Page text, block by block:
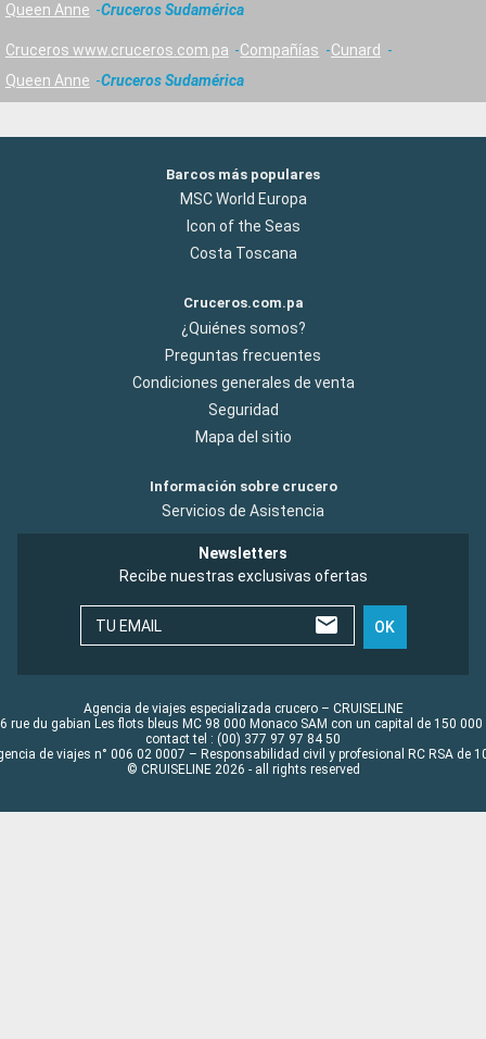
Queen Anne
Cruceros Sudamérica
Cruceros www.cruceros.com.pa Compañías
Cunard
Queen Anne
Cruceros Sudamérica
Barcos más populares
MSC World Europa
Icon of the Seas
Costa Toscana
Cruceros.com.pa
¿Quiénes somos?
Preguntas frecuentes
Condiciones generales de venta
Seguridad
Mapa del sitio
Información sobre crucero
Servicios de Asistencia
Newsletters
Recibe nuestras exclusivas ofertas
TU EMAIL OK
Agencia de viajes especializada crucero – CRUISELINE
rue du gabian Les flots bleus MC 98 000 Monaco SAM con un capital de 150 000
contact tel : (00) 377 97 97 84 50
de viajes n° 006 02 0007 – Responsabilidad civil y profesional RC RSA de
© CRUISELINE 2026 - all rights reserved